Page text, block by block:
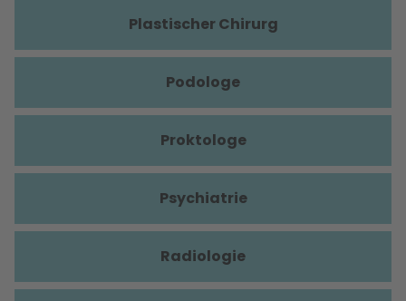
Plastischer Chirurg
Podologe
Proktologe
Psychiatrie
Radiologie